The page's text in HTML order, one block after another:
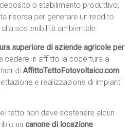
o stabilimento produttivo,
risorsa per generare un reddito
sostenibilità ambientale.
superiore di aziende agricole per
cedere in affitto la copertura a
diAffittoTettoFotovoltaico.com
e realizzazione di impianti
tetto non deve sostenere alcun
uncanone di locazione